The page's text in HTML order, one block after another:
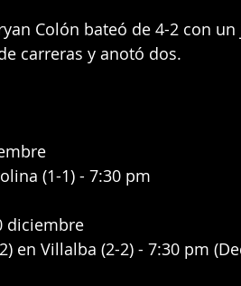
Colón bateó de 4-2 con
carreras y anotó dos.
(1-1) - 7:30 pm
diciembre
en Villalba (2-2) - 7:30 pm